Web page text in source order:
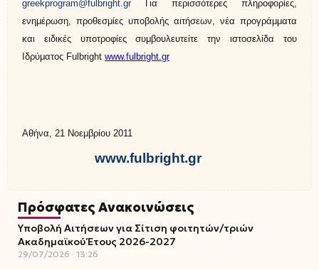
greekprogram@fulbright.grΓια περισσότερες πληροφορίες,
ενημέρωση, προθεσμίες υποβολής αιτήσεων, νέα προγράμματα
και ειδικές υποτροφίες συμβουλευτείτε την ιστοσελίδα του
Ιδρύματος Fulbright www.fulbright.gr
Αθήνα, 21 Νοεμβρίου 2011
www.fulbright.gr
Πρόσφατες Ανακοινώσεις
Υποβολή Αιτήσεων για Σίτιση φοιτητών/τριών
Ακαδημαϊκού Έτους 2026-2027
29/07/2026 13:26